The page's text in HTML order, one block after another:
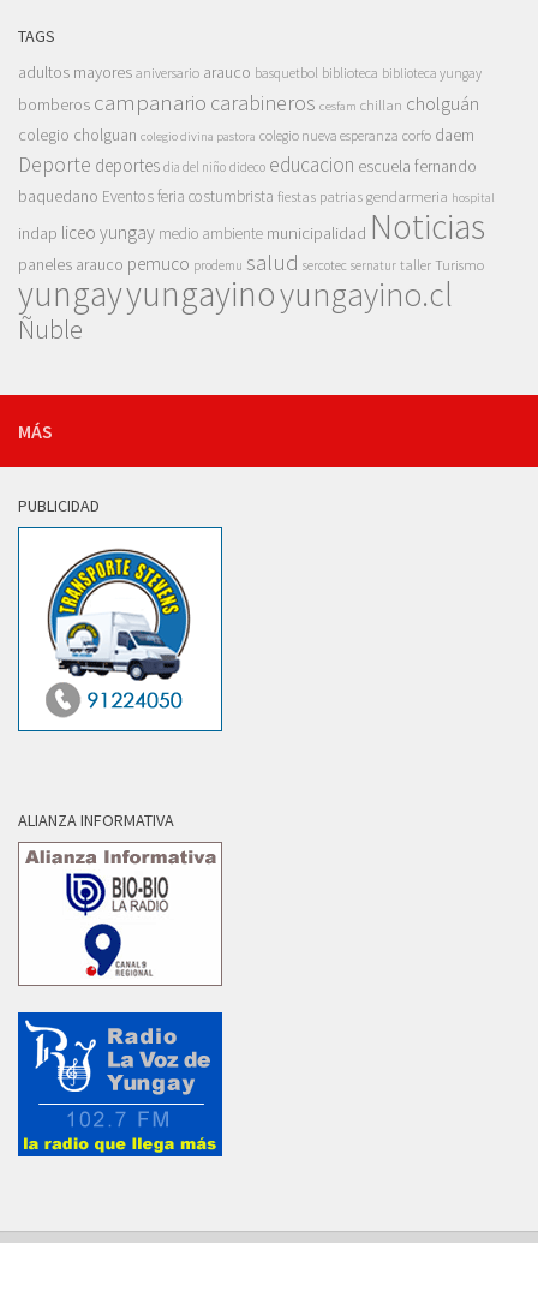
TAGS
adultos mayores aniversario arauco basquetbol biblioteca biblioteca yungay
bomberos campanario carabineros cesfam chillan cholguán
colegio cholguan colegio divina pastora colegio nueva esperanza corfo daem
Deporte deportes dia del niño dideco educacion escuela fernando
baquedano Eventosferia costumbrista fiestas patrias gendarmeria hospital
indap liceo yungay medio ambiente municipalidad Noticias
paneles arauco pemuco prodemu salud sercotec sernatur taller Turismo
yungayyungayinoyungayino.cl
Ñuble
MÁS
PUBLICIDAD
ALIANZA INFORMATIVA